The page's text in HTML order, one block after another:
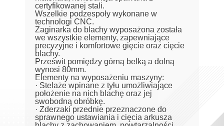
certyfikowanej stali.
Wszelkie podzespoły wykonane w
technologi CNC.
Zaginarka do blachy wyposażona została
we wszystkie elementy, zapewniające
precyzyjne i komfortowe gięcie oraz cięcie
blachy.
Prześwit pomiędzy górną belką a dolną
wynosi 80mm.
Elementy na wyposażeniu maszyny:
· Stelaże wpinane z tyłu umożliwiające
położenie na nich blachę oraz jej
swobodną obróbkę.
· Zderzaki przednie przeznaczone do
sprawnego ustawiania i cięcia arkusza